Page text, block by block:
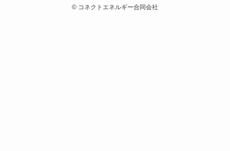
© コネクトエネルギー合同会社